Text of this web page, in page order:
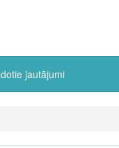
jautājumi